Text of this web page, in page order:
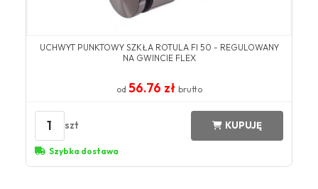
UCHWYT PUNKTOWY SZKŁA ROTULA FI 50 - REGULOWANY
NA GWINCIE FLEX
od 56.76 zł brutto
1 szt KUPUJĘ
Szybka dostawa